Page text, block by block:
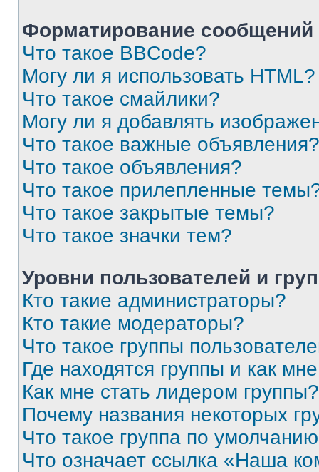
Форматирование
Что такое BBCode?
Могу ли я использовать HTML?
Что такое смайлики?
Могу ли я добавлять
Что такое важные объявления?
Что такое объявления?
Что такое прилепленные
Что такое закрытые темы?
Что такое значки тем?
Уровни пользователей и
Кто такие администраторы?
Кто такие модераторы?
Что такое группы
Где находятся группы и как
Как мне стать лидером группы?
Почему названия некоторых
Что такое группа по
Что означает ссылка «Наша